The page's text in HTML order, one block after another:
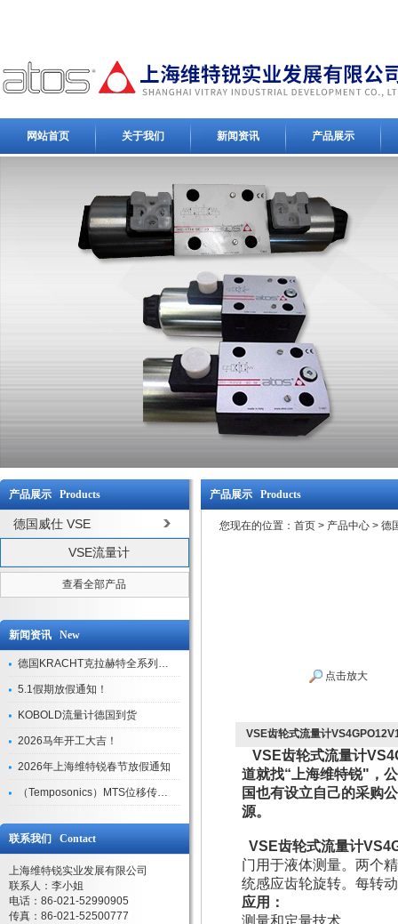
网站首页 关于我们 新闻资讯 产品展示
产品展示 Products
德国威仕 VSE
VSE流量计
查看全部产品
新闻资讯 New
德国KRACHT克拉赫特全系列现货库存
5.1假期放假通知！
KOBOLD流量计德国到货
2026马年开工大吉！
2026年上海维特锐春节放假通知
（Temposonics）MTS位移传感器现货库存型号
联系我们 Contact
上海维特锐实业发展有限公司
联系人：李小姐
电话：86-021-52990905
传真：86-021-52500777
产品展示 Products
您现在的位置： 首页 > 产品中心 > 德
点击放大
VSE齿轮式流量计
VSE齿轮式流量计
道就找“上海维特锐"，
国也有设立自己的采购
源。
VSE齿轮式流量计
门用于液体测量。两个
统感应齿轮旋转。每转
应用：
测量和定量技术